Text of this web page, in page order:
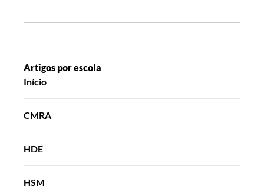
Artigos por escola
Início
CMRA
HDE
HSM